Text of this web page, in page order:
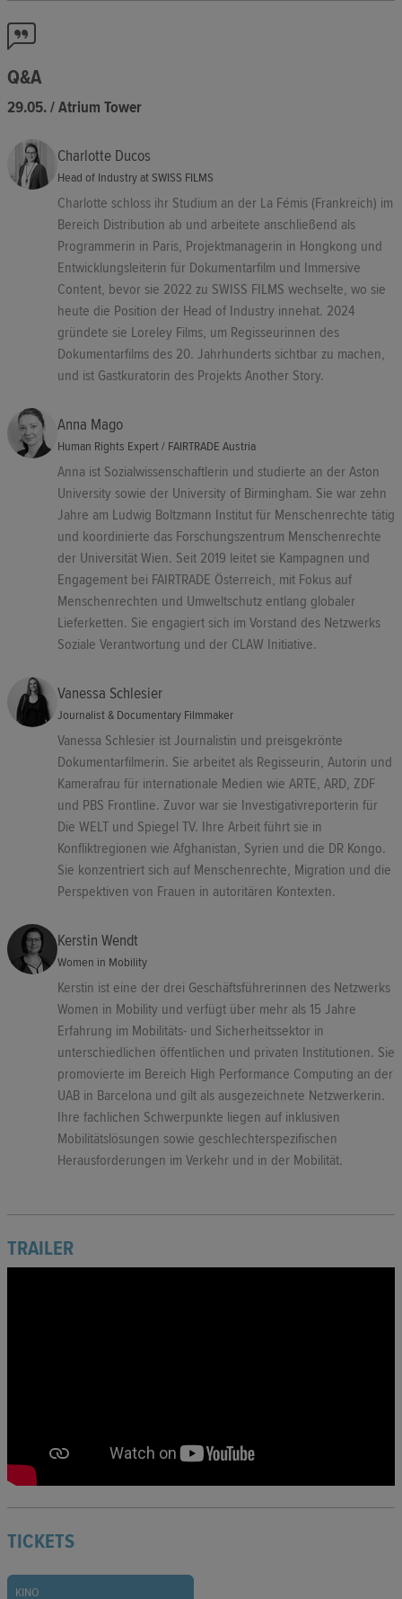
Q&A
29.05. / Atrium Tower
Charlotte Ducos
Head of Industry at SWISS FILMS
Charlotte schloss ihr Studium an der La Fémis (Frankreich) im
Bereich Distribution ab und arbeitete anschließend als
Programmerin in Paris, Projektmanagerin in Hongkong und
Entwicklungsleiterin für Dokumentarfilm und Immersive
Content, bevor sie 2022 zu SWISS FILMS wechselte, wo sie
heute die Position der Head of Industry innehat. 2024
gründete sie Loreley Films, um Regisseurinnen des
Dokumentarfilms des 20. Jahrhunderts sichtbar zu machen,
und ist Gastkuratorin des Projekts Another Story.
Anna Mago
Human Rights Expert / FAIRTRADE Austria
Anna ist Sozialwissenschaftlerin und studierte an der Aston
University sowie der University of Birmingham. Sie war zehn
Jahre am Ludwig Boltzmann Institut für Menschenrechte tätig
und koordinierte das Forschungszentrum Menschenrechte
der Universität Wien. Seit 2019 leitet sie Kampagnen und
Engagement bei FAIRTRADE Österreich, mit Fokus auf
Menschenrechten und Umweltschutz entlang globaler
Lieferketten. Sie engagiert sich im Vorstand des Netzwerks
Soziale Verantwortung und der CLAW Initiative.
Vanessa Schlesier
Journalist & Documentary Filmmaker
Vanessa Schlesier ist Journalistin und preisgekrönte
Dokumentarfilmerin. Sie arbeitet als Regisseurin, Autorin und
Kamerafrau für internationale Medien wie ARTE, ARD, ZDF
und PBS Frontline. Zuvor war sie Investigativreporterin für
Die WELT und Spiegel TV. Ihre Arbeit führt sie in
Konfliktregionen wie Afghanistan, Syrien und die DR Kongo.
Sie konzentriert sich auf Menschenrechte, Migration und die
Perspektiven von Frauen in autoritären Kontexten.
Kerstin Wendt
Women in Mobility
Kerstin ist eine der drei Geschäftsführerinnen des Netzwerks
Women in Mobility und verfügt über mehr als 15 Jahre
Erfahrung im Mobilitäts- und Sicherheitssektor in
unterschiedlichen öffentlichen und privaten Institutionen. Sie
promovierte im Bereich High Performance Computing an der
UAB in Barcelona und gilt als ausgezeichnete Netzwerkerin.
Ihre fachlichen Schwerpunkte liegen auf inklusiven
Mobilitätslösungen sowie geschlechterspezifischen
Herausforderungen im Verkehr und in der Mobilität.
TRAILER
TICKETS
KINO